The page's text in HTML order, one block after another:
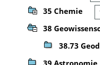
35 Chemie
38
38.73
39 Astronomie